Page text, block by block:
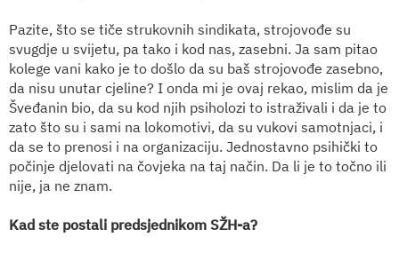
Pazite, što se tiče strukovnih sindikata, strojovođe su
svugdje u svijetu, pa tako i kod nas, zasebni. Ja sam pitao
kolege vani kako je to došlo da su baš strojovođe zasebno,
da nisu unutar cjeline? I onda mi je ovaj rekao, mislim da je
Šveđanin bio, da su kod njih psiholozi to istraživali i da je to
zato što su i sami na lokomotivi, da su vukovi samotnjaci, i
da se to prenosi i na organizaciju. Jednostavno psihički to
počinje djelovati na čovjeka na taj način. Da li je to točno ili
nije, ja ne znam.
Kad ste postali predsjednikom SŽH-a?